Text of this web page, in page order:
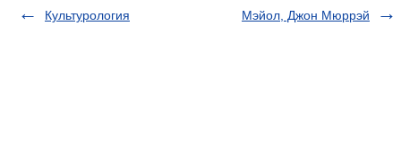
Культурология Мэйол, Джон Мюррэй